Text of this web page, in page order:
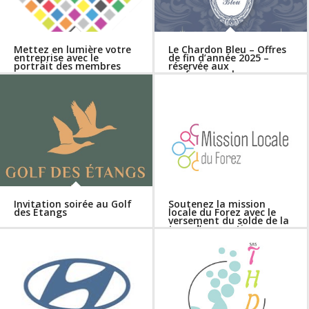
Mettez en lumière votre
entreprise avec le
portrait des membres
Le Chardon Bleu – Offres
de fin d’année 2025 –
réservée aux
professionnels
Invitation soirée au Golf
des Étangs
Soutenez la mission
locale du Forez avec le
versement du solde de la
taxe d’apprentissage